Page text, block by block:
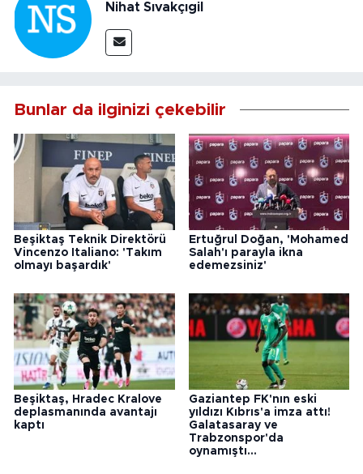
Nihat Sıvakçıgil
Bunlar da ilginizi çekebilir
Beşiktaş Teknik Direktörü
Vincenzo Italiano: 'Takım
olmayı başardık'
Ertuğrul Doğan, 'Mohamed
Salah'ı parayla ikna
edemezsiniz'
Beşiktaş, Hradec Kralove
deplasmanında avantajı
kaptı
Gaziantep FK'nın eski
yıldızı Kıbrıs'a imza attı!
Galatasaray ve
Trabzonspor'da
oynamıştı...